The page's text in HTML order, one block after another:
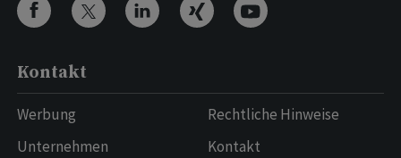
Kontakt
Werbung
Unternehmen
Rechtliche Hinweise
Kontakt